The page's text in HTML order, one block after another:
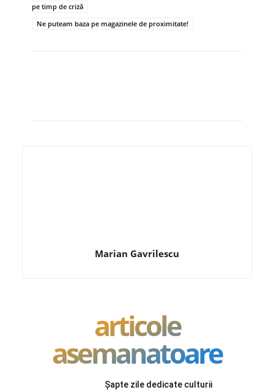
pe timp de criză
Ne puteam baza pe magazinele de proximitate!
Marian Gavrilescu
articole
asemanatoare
Șapte zile dedicate culturii